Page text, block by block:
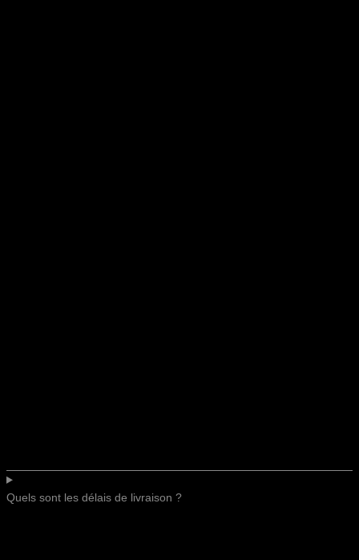
Quels sont les délais de livraison ?